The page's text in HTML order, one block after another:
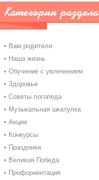
Категории раздела
Вам родители
Наша жизнь
Обучение с увлечением
Здоровье
Советы логопеда
Музыкальная шкатулка
Акции
Конкурсы
Праздники
Великая Победа
Профориентация